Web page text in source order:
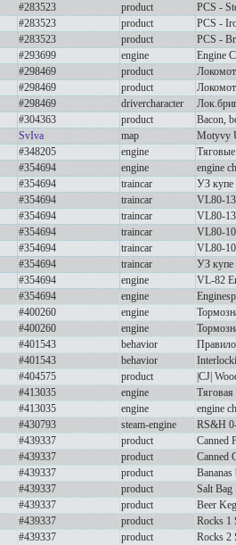
#283523 product
PCS -
#283523 product
PCS -
#283523 product
PCS -
#293699 engine
Engine
#298469 product
#298469 product
#298469 drivercharacter
#304363 product
Bacon,
SvIva map
Motyvy
#348205 engine
#354694 engine
engine
#354694 traincar
УЗ
#354694 traincar
VL80-
#354694 traincar
VL80-
#354694 traincar
VL80-
#354694 traincar
VL80-
#354694 traincar
УЗ
#354694 engine
VL-82
#354694 engine
#400260 engine
#400260 engine
#401543 behavior
#401543 behavior
#404575 product
|CJ|
#413035 engine
#413035 engine
engine
#430793 steam-engine
RS&H
#439337 product
Canned
#439337 product
Canned
#439337 product
#439337 product
Salt Bag
#439337 product
Beer
#439337 product
Rocks 1
#439337 product
Rocks 2